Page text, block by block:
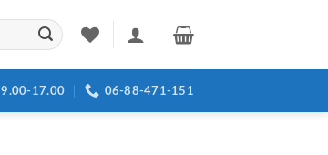
9.00-17.00 06-88-471-151